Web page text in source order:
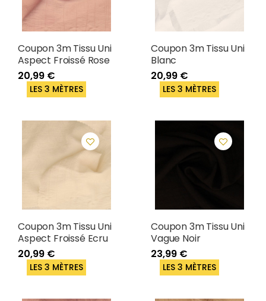
Coupon 3m Tissu Uni
Aspect Froissé Rose
20,99 €
LES 3 MÈTRES
Coupon 3m Tissu Uni
Blanc
20,99 €
LES 3 MÈTRES
Coupon 3m Tissu Uni
Aspect Froissé Ecru
20,99 €
LES 3 MÈTRES
Coupon 3m Tissu Uni
Vague Noir
23,99 €
LES 3 MÈTRES